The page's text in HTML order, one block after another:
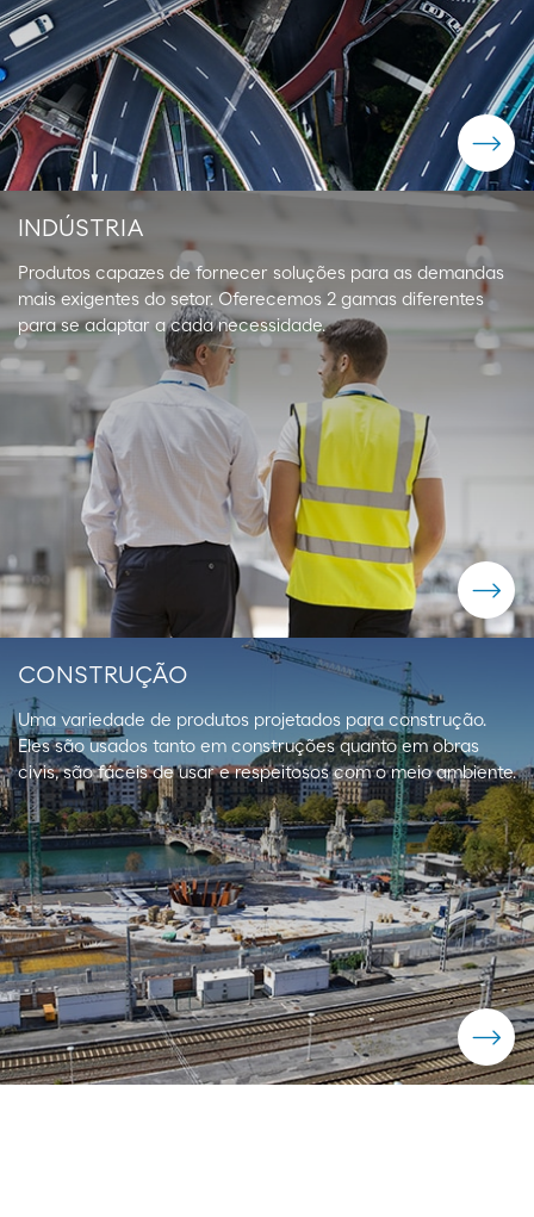
INDÚSTRIA
Produtos capazes de fornecer soluções para as demandas
mais exigentes do setor. Oferecemos 2 gamas diferentes
para se adaptar a cada necessidade.
CONSTRUÇÃO
Uma variedade de produtos projetados para construção.
Eles são usados ​​tanto em construções quanto em obras
civis, são fáceis de usar e respeitosos com o meio ambiente.